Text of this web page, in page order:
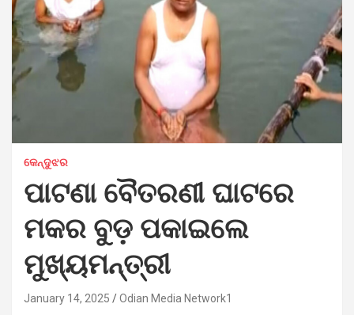
କେନ୍ଦୁଝର
ପାଟଣା ବୈତରଣୀ ଘାଟରେ
ମକର ବୁଡ଼ ପକାଇଲେ
ମୁଖ୍ୟମନ୍ତ୍ରୀ
January 14, 2025 Odian Media Network1